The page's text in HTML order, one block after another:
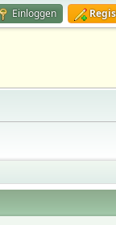
Einloggen